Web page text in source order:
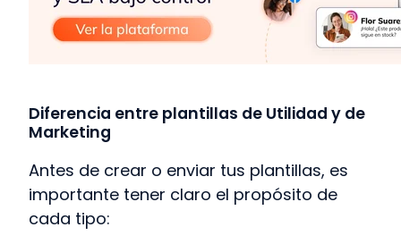
Diferencia entre plantillas de Utilidad y de
Marketing
Antes de crear o enviar tus plantillas, es
importante tener claro el propósito de
cada tipo: